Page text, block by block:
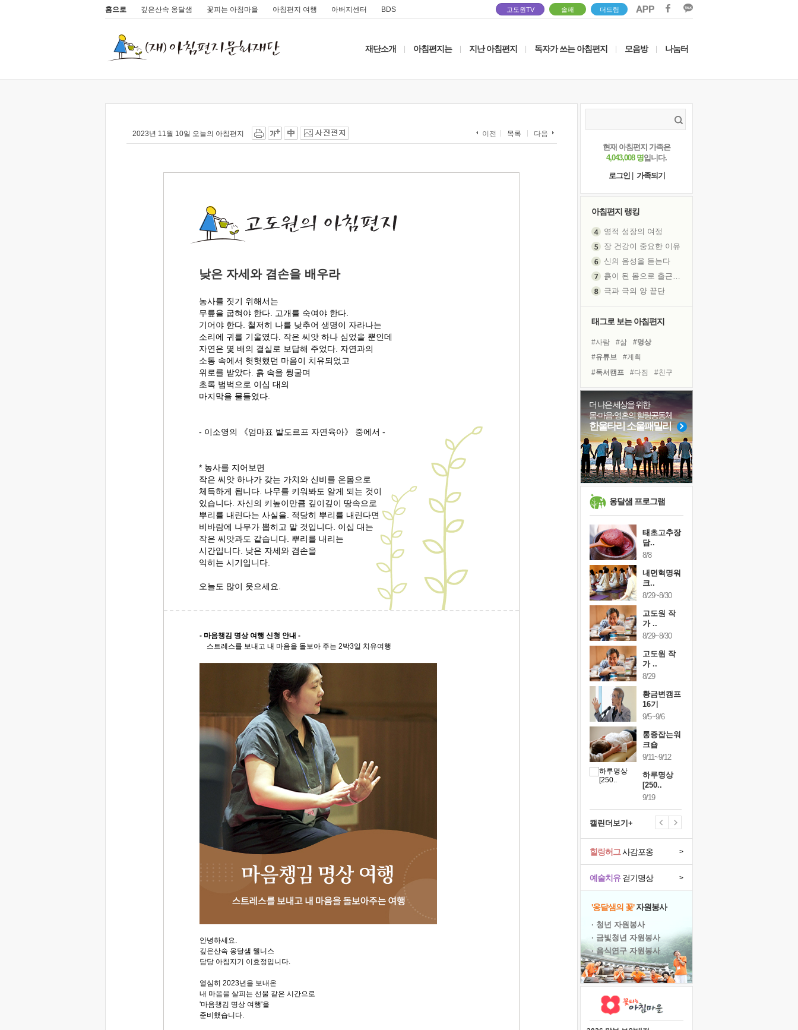
홈으로 깊은산속 옹달샘 꽃피는 아침마을 아침편지 여행 아버지센터 BDS 고도원TV 솔패 더드림
재단소개 아침편지는 지난 아침편지 독자가 쓰는 아침편지 모음방 나눔터
2023년 11월 10일 오늘의 아침편지 이전 목록 다음
낮은 자세와 겸손을 배우라
농사를 짓기 위해서는
무릎을 굽혀야 한다. 고개를 숙여야 한다.
기어야 한다. 철저히 나를 낮추어 생명이 자라나는
소리에 귀를 기울였다. 작은 씨앗 하나 심었을 뿐인데
자연은 몇 배의 결실로 보답해 주었다. 자연과의
소통 속에서 헛헛했던 마음이 치유되었고
위로를 받았다. 흙 속을 뒹굴며
초록 범벅으로 이십 대의
마지막을 물들였다.
- 이소영의 《엄마표 발도르프 자연육아》 중에서 -
* 농사를 지어보면
작은 씨앗 하나가 갖는 가치와 신비를 온몸으로
체득하게 됩니다. 나무를 키워봐도 알게 되는 것이
있습니다. 자신의 키높이만큼 깊이깊이 땅속으로
뿌리를 내린다는 사실을. 적당히 뿌리를 내린다면
비바람에 나무가 뽑히고 말 것입니다. 이십 대는
작은 씨앗과도 같습니다. 뿌리를 내리는
시간입니다. 낮은 자세와 겸손을
익히는 시기입니다.
오늘도 많이 웃으세요.
- 마음챙김 명상 여행 신청 안내 -
스트레스를 보내고 내 마음을 돌보아 주는 2박3일 치유여행
안녕하세요.
깊은산속 옹달샘 웰니스
담당 아침지기 이효정입니다.
열심히 2023년을 보내온
내 마음을 살피는 선물 같은 시간으로
'마음챙김 명상 여행'을
준비했습니다.
현재 아침편지 가족은
4,043,008 명입니다.
로그인
가족되기
아침편지 랭킹
영적 성장의 여정
장 건강이 중요한 이유
신의 음성을 듣는다
흙이 된 몸으로 출근하는 여자
극과 극의 양 끝단
아픈 아버지를 위한 공간 설계
보고 싶은 어머니
유년 시절의 부산 영도 바다
못된 꼰대들
거울 속의 나
희망이란
'모른다'는 것
귀를 열고 마음을 내어주고
태그로 보는 아침편지
#사람 #삶
#명상
#유튜브
#계획
#독서캠프
#다짐
#친구
#비전캠프
#경험
#선택
#링컨학교
#바이러스
#건강
#면역력
#희망
#도움
#나눔
#힐링
#아이들
#극복
더 나은 세상을 위한
몸·마음·영혼의 힐링공동체
한울타리 소울패밀리
옹달샘 프로그램
태초고추장
담..
8/8
내면혁명워
크..
8/29~8/30
고도원 작
가 ..
8/29~8/30
고도원 작
가 ..
8/29
황금변캠프
16기
9/5~9/6
통증잡는워
크숍
9/11~9/12
하루명상
[250..
9/19
캘린더보기+
예술치유걷기명상 >
힐링허그사감포옹 >
'옹달샘의 꽃'자원봉사
· 청년 자원봉사
· 금빛청년 자원봉사
· 음식연구 자원봉사